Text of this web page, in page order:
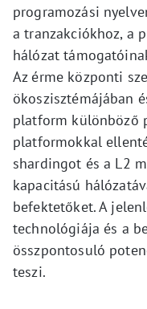
programozási
a tranzakciókhoz, a
hálózat
Az érme központi
ökoszisztémájában
platform különböző
platformokkal
shardingot és a L2
kapacitású
befektetőket. A
technológiája és a
összpontosuló
teszi.